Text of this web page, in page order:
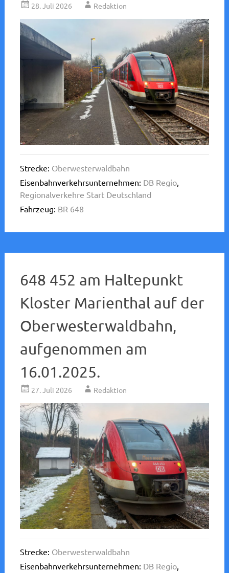
28. Juli 2026 Redaktion
Strecke: Oberwesterwaldbahn
Eisenbahnverkehrsunternehmen: DB Regio,
Regionalverkehre Start Deutschland
Fahrzeug: BR 648
648 452 am Haltepunkt
Kloster Marienthal auf der
Oberwesterwaldbahn,
aufgenommen am
16.01.2025.
27. Juli 2026 Redaktion
Strecke: Oberwesterwaldbahn
Eisenbahnverkehrsunternehmen: DB Regio,